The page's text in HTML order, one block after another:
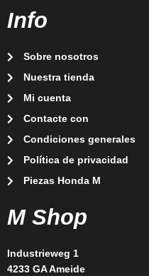
Info
Sobre nosotros
Nuestra tienda
Mi cuenta
Contacte con
Condiciones generales
Política de privacidad
Piezas Honda M
M Shop
Industrieweg 1
4233 GA Ameide